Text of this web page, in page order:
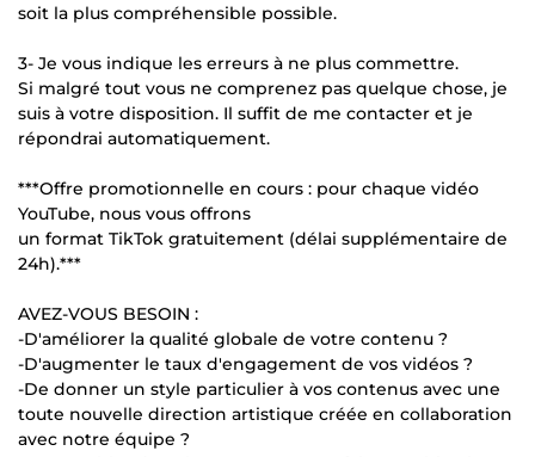
soit la plus compréhensible possible.
3- Je vous indique les erreurs à ne plus commettre.
Si malgré tout vous ne comprenez pas quelque chose, je
suis à votre disposition. Il suffit de me contacter et je
répondrai automatiquement.
***Offre promotionnelle en cours : pour chaque vidéo
YouTube, nous vous offrons
un format TikTok gratuitement (délai supplémentaire de
24h).***
AVEZ-VOUS BESOIN :
-D'améliorer la qualité globale de votre contenu ?
-D'augmenter le taux d'engagement de vos vidéos ?
-De donner un style particulier à vos contenus avec une
toute nouvelle direction artistique créée en collaboration
avec notre équipe ?